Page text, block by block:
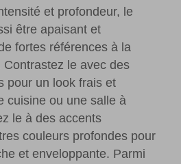
et profondeur, le
être apaisant et
fortes références à la
Contrastez le avec des
pour un look frais et
cuisine ou une salle à
le à des accents
couleurs profondes pour
et enveloppante. Parmi